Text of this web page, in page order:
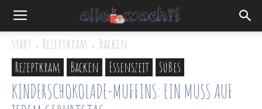
Start Rezeptkram
Backen
Rezeptkram
Backen Essenszeit Süßes
KINDERSCHOKOLADE-MUFFINS: EIN MUSS AUF